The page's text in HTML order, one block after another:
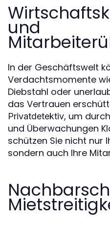
und
In der Geschäftswelt
Verdachtsmomente
Diebstahl oder
das Vertrauen
Privatdetektiv, um
und Überwachungen
schützen Sie nicht nur
sondern auch Ihre